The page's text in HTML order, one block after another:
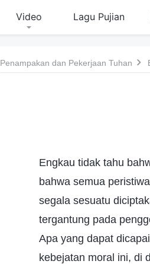
Video Lagu Pujian
Penampakan dan Pekerjaan Tuhan
Engkau tidak tahu
bahwa semua
segala sesuatu
tergantung pada
Apa yang dapat
kebejatan moral ini, di